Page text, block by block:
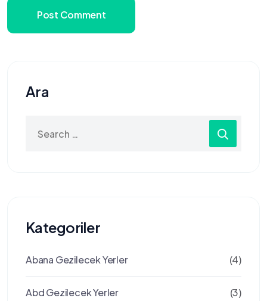
Post Comment
Ara
for:
Kategoriler
Abana Gezilecek Yerler (4)
Abd Gezilecek Yerler (3)